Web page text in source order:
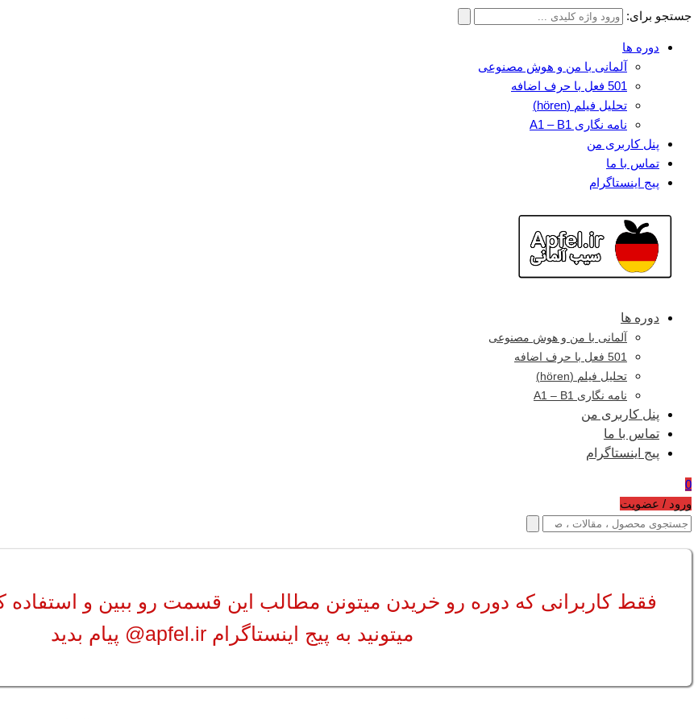
جستجو برای:
دوره ها
آلمانی با من و هوش مصنوعی
501 فعل با حرف اضافه
تحلیل فیلم (hören)
نامه نگاری A1 – B1
پنل کاربری من
تماس با ما
پیج اینستاگرام
دوره ها
آلمانی با من و هوش مصنوعی
501 فعل با حرف اضافه
تحلیل فیلم (hören)
نامه نگاری A1 – B1
پنل کاربری من
تماس با ما
پیج اینستاگرام
0
ورود / عضویت
فقط کاربرانی که دوره رو خریدن میتونن مطالب این قسمت رو ببین و استفاده
میتونید به پیج اینستاگرام apfel.ir@ پیام بدید